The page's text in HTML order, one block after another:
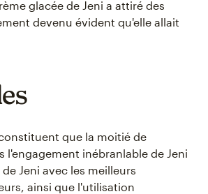
glacée de Jeni a attiré des
devenu évident qu'elle allait
que la moitié de
l'engagement inébranlable de Jeni
Jeni avec les meilleurs
ainsi que l'utilisation